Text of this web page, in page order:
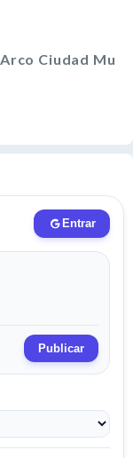
Ciudad Mu
Ciudad Mu
Ciudad Mu